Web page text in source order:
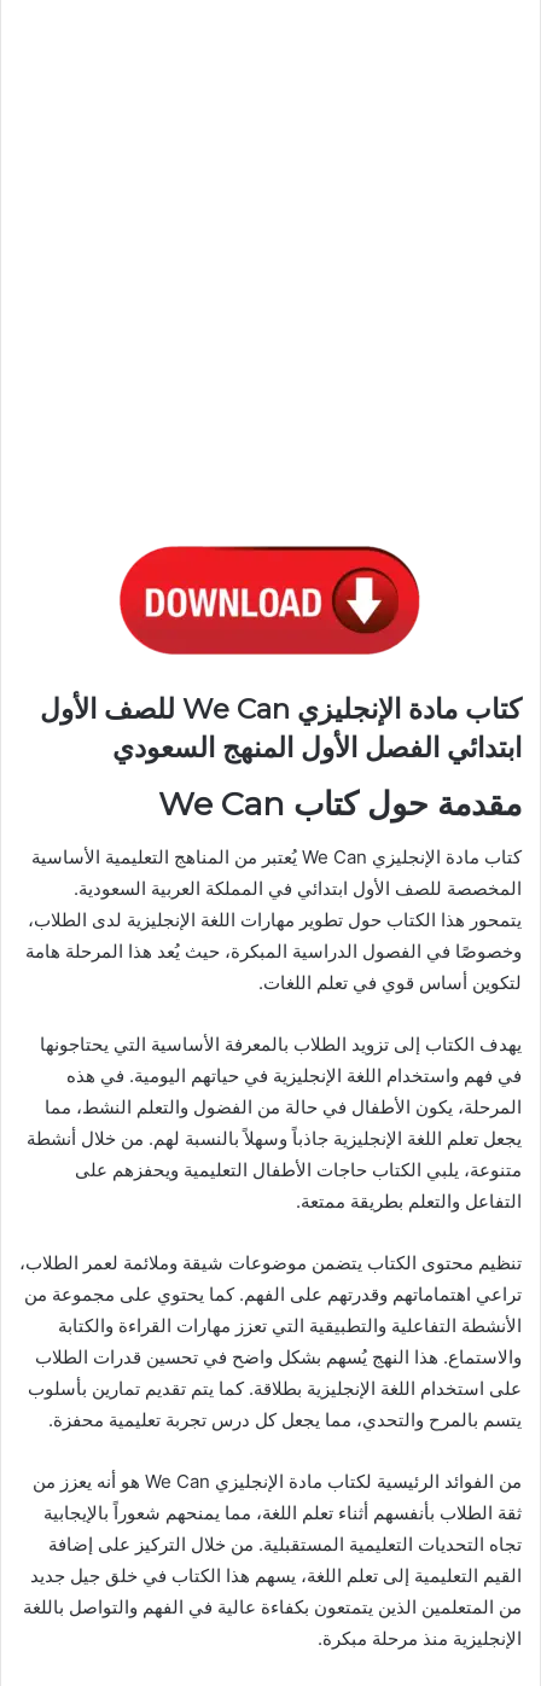
كتاب مادة الإنجليزي We Can للصف الأول
ابتدائي الفصل الأول المنهج السعودي
مقدمة حول كتاب We Can
كتاب مادة الإنجليزي We Can يُعتبر من المناهج التعليمية الأساسية
المخصصة للصف الأول ابتدائي في المملكة العربية السعودية.
يتمحور هذا الكتاب حول تطوير مهارات اللغة الإنجليزية لدى الطلاب،
وخصوصًا في الفصول الدراسية المبكرة، حيث يُعد هذا المرحلة هامة
لتكوين أساس قوي في تعلم اللغات.
يهدف الكتاب إلى تزويد الطلاب بالمعرفة الأساسية التي يحتاجونها
في فهم واستخدام اللغة الإنجليزية في حياتهم اليومية. في هذه
المرحلة، يكون الأطفال في حالة من الفضول والتعلم النشط، مما
يجعل تعلم اللغة الإنجليزية جاذباً وسهلاً بالنسبة لهم. من خلال أنشطة
متنوعة، يلبي الكتاب حاجات الأطفال التعليمية ويحفزهم على
التفاعل والتعلم بطريقة ممتعة.
تنظيم محتوى الكتاب يتضمن موضوعات شيقة وملائمة لعمر الطلاب،
تراعي اهتماماتهم وقدرتهم على الفهم. كما يحتوي على مجموعة من
الأنشطة التفاعلية والتطبيقية التي تعزز مهارات القراءة والكتابة
والاستماع. هذا النهج يُسهم بشكل واضح في تحسين قدرات الطلاب
على استخدام اللغة الإنجليزية بطلاقة. كما يتم تقديم تمارين بأسلوب
يتسم بالمرح والتحدي، مما يجعل كل درس تجربة تعليمية محفزة.
من الفوائد الرئيسية لكتاب مادة الإنجليزي We Can هو أنه يعزز من
ثقة الطلاب بأنفسهم أثناء تعلم اللغة، مما يمنحهم شعوراً بالإيجابية
تجاه التحديات التعليمية المستقبلية. من خلال التركيز على إضافة
القيم التعليمية إلى تعلم اللغة، يسهم هذا الكتاب في خلق جيل جديد
من المتعلمين الذين يتمتعون بكفاءة عالية في الفهم والتواصل باللغة
الإنجليزية منذ مرحلة مبكرة.